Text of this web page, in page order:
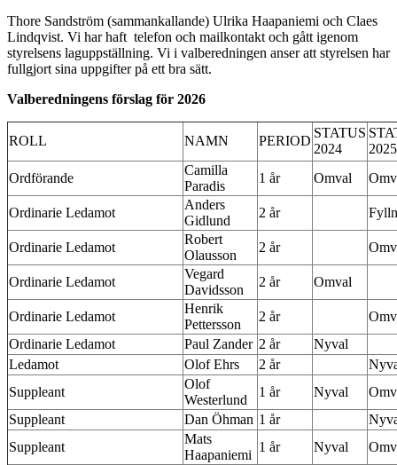
Thore Sandström (sammankallande) Ulrika Haapaniemi och Claes
Lindqvist. Vi har haft telefon och mailkontakt och gått igenom
styrelsens laguppställning. Vi i valberedningen anser att styrelsen har
fullgjort sina uppgifter på ett bra sätt.
Valberedningens förslag för 2026
ROLL NAMN PERIOD
STATUS
2024
2025
Ordförande
Camilla
Paradis
1 år Omval
Ordinarie Ledamot
Anders
Gidlund
2 år
Ordinarie Ledamot
Robert
Olausson
2 år
Ordinarie Ledamot
Vegard
Davidsson
2 år Omval
Ordinarie Ledamot
Henrik
Pettersson
2 år
Ordinarie Ledamot
Paul Zander 2 år
Nyval
Ledamot
Olof Ehrs 2 år
Suppleant
Olof
Westerlund
1 år Nyval
Suppleant
Dan Öhman 1 år
Suppleant
Mats
Haapaniemi
1 år Nyval